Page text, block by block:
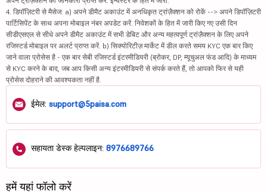
4. डिपॉज़िटरी से मैसेज: a) अपने डीमैट अकाउंट में अनधिकृत ट्रांज़ैक्शन को रोकें --> अपने डिपॉज़िटरी
पार्टिसिपेंट के साथ अपना मोबाइल नंबर अपडेट करें. निवेशकों के हित में जारी किए गए उसी दिन
सीडीएसएल से सीधे अपने डीमैट अकाउंट में सभी डेबिट और अन्य महत्वपूर्ण ट्रांज़ैक्शन के लिए अपने
रजिस्टर्ड मोबाइल पर अलर्ट प्राप्त करें. b) सिक्योरिटीज़ मार्केट में डील करते समय KYC एक बार किए
जाने वाला प्रोसेस है - एक बार सेबी रजिस्टर्ड इंटरमीडियरी (ब्रोकर, DP, म्यूचुअल फंड आदि) के माध्यम
से KYC करने के बाद, जब आप किसी अन्य इंटरमीडियरी से संपर्क करते हैं, तो आपको फिर से यही
प्रोसेस दोहराने की आवश्यकता नहीं है.
ईमेल: support@5paisa.com
सहायता डेस्क हेल्पलाइन: 8976689766
हमें यहां फॉलो करें